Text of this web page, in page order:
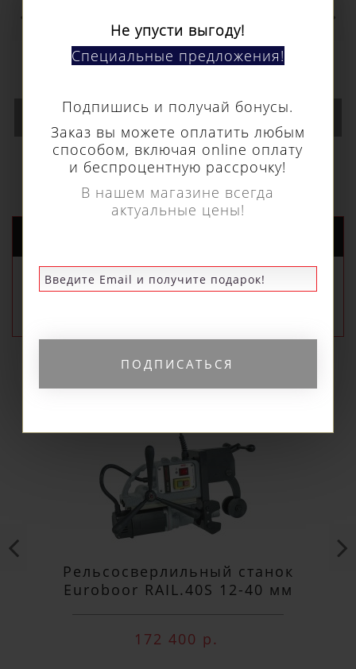
Подпишись и получай бонусы.
способом, включая online оплату
и беспроцентную рассрочку!
В нашем магазине всегда
актуальные цены!
Спиральное сверло 14,0 x 30 мм длиной и
с соединением Weldon 19 мм Euroboor
SSPI.14
1 190 р.
В КОРЗИНУ
РЕКОМЕНДУЕМЫЕ
Рельсосверлильный станок
Euroboor RAIL.40S 12-40 мм
172 400 р.